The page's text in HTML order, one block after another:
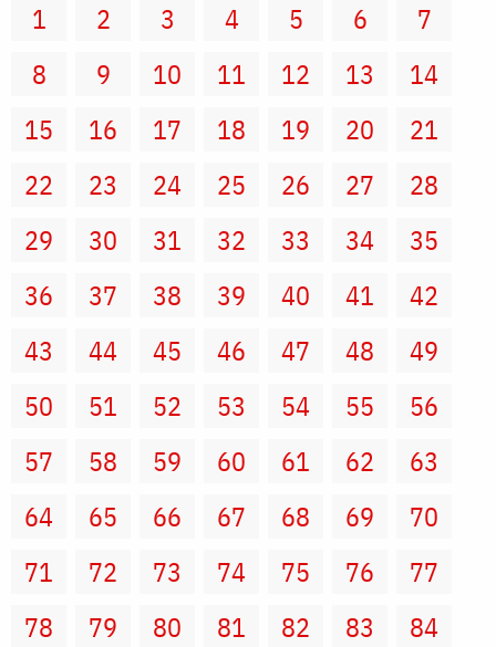
1 2 3 4 5 6
7
8
9 10 11 12 13
14
15
16 17 18 19 20
21
22
23 24 25 26 27
28
29
30 31 32 33 34
35
36
37 38 39 40 41
42
43
44 45 46 47 48
49
50
51 52 53 54 55
56
57
58 59 60 61 62
63
64
65 66 67 68 69
70
71
72 73 74 75 76
77
78
79 80 81 82 83
84